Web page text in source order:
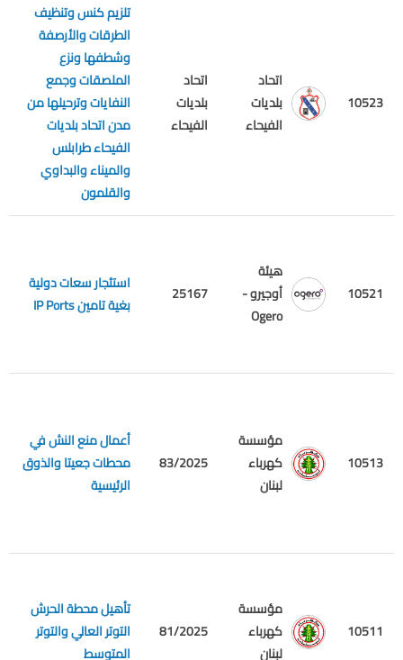
10523
اتحاد
بلديات
الفيحاء
اتحاد
بلديات
الفيحاء
تلزيم كنس وتنظيف
الطرقات والأرصفة
وشطفها ونزع
الملصقات وجمع
النفايات وترحيلها من
مدن اتحاد بلديات
الفيحاء طرابلس
والميناء والبداوي
والقلمون
10521
هيئة
أوجيرو -
Ogero
25167
استئجار سعات دولية
بغية تامين IP Ports
10513
مؤسسة
كهرباء
لبنان
83/2025
أعمال منع النش في
محطات جعيتا والذوق
الرئيسية
10511
مؤسسة
كهرباء
لبنان
81/2025
تأهيل محطة الحرش
التوتر العالي والتوتر
المتوسط